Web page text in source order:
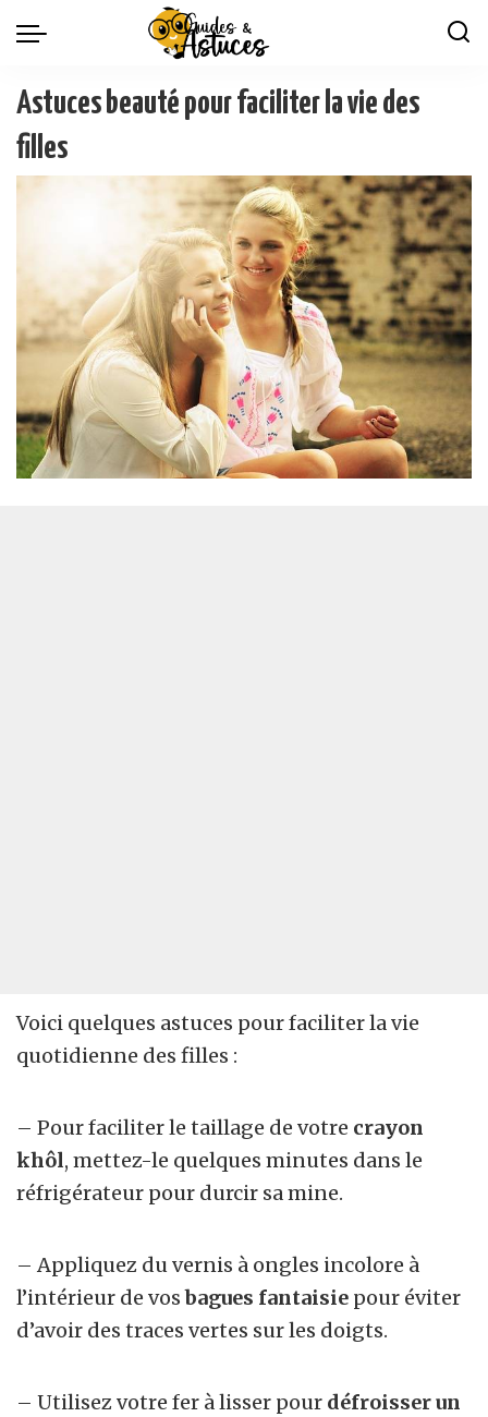
Astuces beauté pour faciliter la vie des
filles
Voici quelques astuces pour faciliter la vie
quotidienne des filles :
– Pour faciliter le taillage de votre crayon
khôl, mettez-le quelques minutes dans le
réfrigérateur pour durcir sa mine.
– Appliquez du vernis à ongles incolore à
l’intérieur de vosbagues fantaisie pour éviter
d’avoir des traces vertes sur les doigts.
– Utilisez votre fer à lisser pour défroisser un